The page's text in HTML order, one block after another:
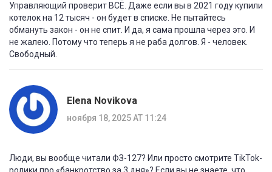
Управляющий проверит ВСЁ. Даже если вы в 2021 году купили
котелок на 12 тысяч - он будет в списке. Не пытайтесь
обмануть закон - он не спит. И да, я сама прошла через это. И
не жалею. Потому что теперь я не раба долгов. Я - человек.
Свободный.
Elena Novikova
ноября 18, 2025 AT 11:24
Люди, вы вообще читали ФЗ-127? Или просто смотрите TikTok-